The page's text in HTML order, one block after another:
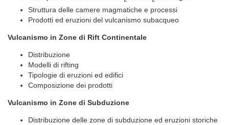
Struttura delle camere magmatiche e processi
Prodotti ed eruzioni del vulcanismo subacqueo
Vulcanismo in Zone di Rift Continentale
Distribuzione
Modelli di rifting
Tipologie di eruzioni ed edifici
Composizione dei prodotti
Vulcanismo in Zone di Subduzione
Distribuzione delle zone di subduzione ed eruzioni storiche